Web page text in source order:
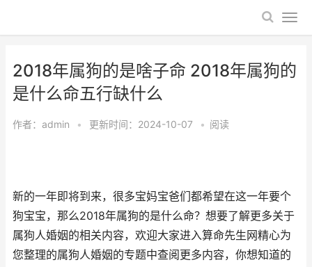
2018年属狗的是啥子命 2018年属狗的
是什么命五行缺什么
作者： admin • 更新时间：2024-10-07 • 阅读
新的一年即将到来，很多宝妈宝爸们都希望在这一年要个
狗宝宝，那么2018年属狗的是什么命？想要了解更多关于
属狗人婚姻的相关内容，欢迎大家进入算命先生网精心为
您整理的属狗人婚姻的专题中查阅更多内容，你想知道的